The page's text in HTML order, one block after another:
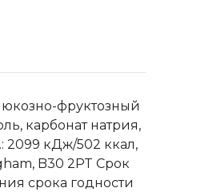
фруктозный
карбонат натрия,
2099 кДж/502 ккал,
B30 2PT Срок
срока годности